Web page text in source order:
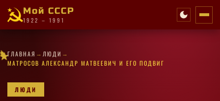
Мой СССР
1922 – 1991
★
✧
★
★
✦
✧
★
·✧
·★
★
★
✧
✧
··
✧
★
✦
★
✧
✧
·✧
✦
✦
★ГЛАВНАЯ → ЛЮДИ →
МАТРОСОВ АЛЕКСАНДР МАТВЕЕВИЧ И ЕГО ПОДВИГ
ЛЮДИ